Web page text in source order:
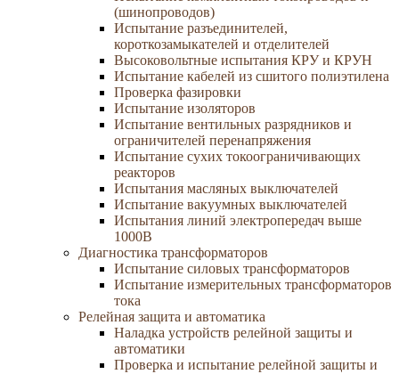
(шинопроводов)
Испытание разъединителей,
короткозамыкателей и отделителей
Высоковольтные испытания КРУ и КРУН
Испытание кабелей из сшитого полиэтилена
Проверка фазировки
Испытание изоляторов
Испытание вентильных разрядников и
ограничителей перенапряжения
Испытание сухих токоограничивающих
реакторов
Испытания масляных выключателей
Испытание вакуумных выключателей
Испытания линий электропередач выше
1000В
Диагностика трансформаторов
Испытание силовых трансформаторов
Испытание измерительных трансформаторов
тока
Релейная защита и автоматика
Наладка устройств релейной защиты и
автоматики
Проверка и испытание релейной защиты и